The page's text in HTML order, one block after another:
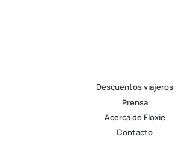
Descuentos viajeros
Prensa
Acerca de Floxie
Contacto